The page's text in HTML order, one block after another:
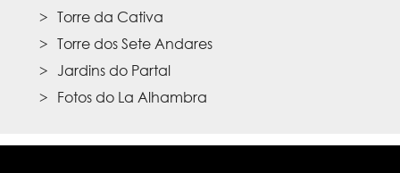
Torre da Cativa
Torre dos Sete Andares
Jardins do Partal
Fotos do La Alhambra